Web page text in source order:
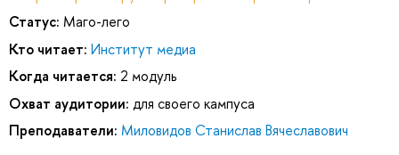
Статус: Маго-лего
Кто читает: Институт медиа
Когда читается: 2 модуль
Охват аудитории: для своего кампуса
Преподаватели: Миловидов Станислав Вячеславович